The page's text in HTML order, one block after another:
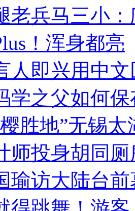
老兵马三小
！浑身都亮
人即兴用中
学之父如何
胜地”无锡
师投身胡同
瑜访大陆台